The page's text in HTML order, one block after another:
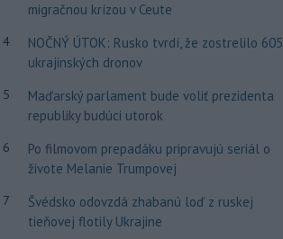
migračnou krízou v Ceute
4
NOČNÝ ÚTOK: Rusko tvrdí, že zostrelilo 605
ukrajinských dronov
5
Maďarský parlament bude voliť prezidenta
republiky budúci utorok
6
Po filmovom prepadáku pripravujú seriál o
živote Melanie Trumpovej
7
Švédsko odovzdá zhabanú loď z ruskej
tieňovej flotily Ukrajine